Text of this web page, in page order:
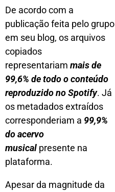
De acordo com a
publicação feita pelo grupo
em seu blog, os arquivos
copiados
representariam mais de
99,6% de todo o conteúdo
reproduzido no Spotify. Já
os metadados extraídos
corresponderiam a 99,9%
do acervo
musical presente na
plataforma.
Apesar da magnitude da